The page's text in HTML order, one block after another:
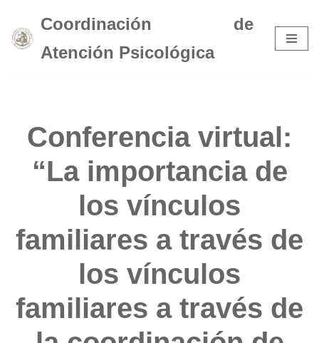
Saltar
Coordinación de
Atención Psicológica
Conferencia virtual:
“La importancia de
los vínculos
familiares a través de
los vínculos
familiares a través de